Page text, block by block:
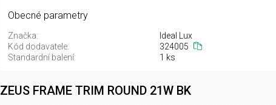
Obecné parametry
Značka: Ideal Lux
Kód dodavatele:
324005
Standardní balení:
1 ks
ZEUS FRAME TRIM ROUND 21W BK